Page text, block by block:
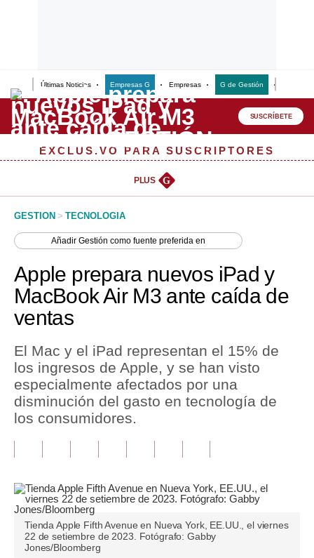
Últimas Noticias Empresas G Empresas G de Gestión
Lo último
Peru Quiosco
Management & Empleo
Perú
Política
Finanzas Personales
Inmobiliarias
Plus G
Pregunta de hoy
Blogs
SUSCRÍBETE
EXCLUSIVO PARA SUSCRIPTORES
PLUS G
GESTION > TECNOLOGIA
AñadirGestión como fuente preferida en
Apple prepara nuevos iPad y
MacBook Air M3 ante caída de
ventas
El Mac y el iPad representan el 15% de
los ingresos de Apple, y se han visto
especialmente afectados por una
disminución del gasto en tecnología de
los consumidores.
Tienda Apple Fifth Avenue en Nueva York, EE.UU., el viernes
22 de setiembre de 2023. Fotógrafo: Gabby
Jones/Bloomberg